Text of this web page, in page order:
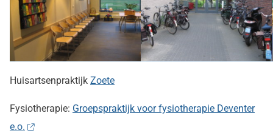
Huisartsenpraktijk Zoete
Fysiotherapie: Groepspraktijk voor fysiotherapie Deventer
e.o.